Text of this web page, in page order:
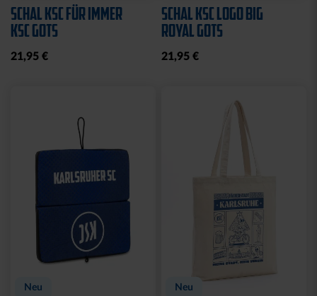
SCHAL KSC FÜR IMMER
KSC GOTS
21,95 €
SCHAL KSC LOGO BIG
ROYAL GOTS
21,95 €
Neu Neu